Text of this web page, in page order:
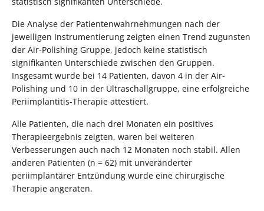
Die Analyse der Patientenwahrnehmungen nach der
jeweiligen Instrumentierung zeigten einen Trend zugunsten
der Air-Polishing Gruppe, jedoch keine statistisch
signifikanten Unterschiede zwischen den Gruppen.
Insgesamt wurde bei 14 Patienten, davon 4 in der Air-
Polishing und 10 in der Ultraschallgruppe, eine erfolgreiche
Periimplantitis-Therapie attestiert.
Alle Patienten, die nach drei Monaten ein positives
Therapieergebnis zeigten, waren bei weiteren
Verbesserungen auch nach 12 Monaten noch stabil. Allen
anderen Patienten (n = 62) mit unveränderter
periimplantärer Entzündung wurde eine chirurgische
Therapie angeraten.